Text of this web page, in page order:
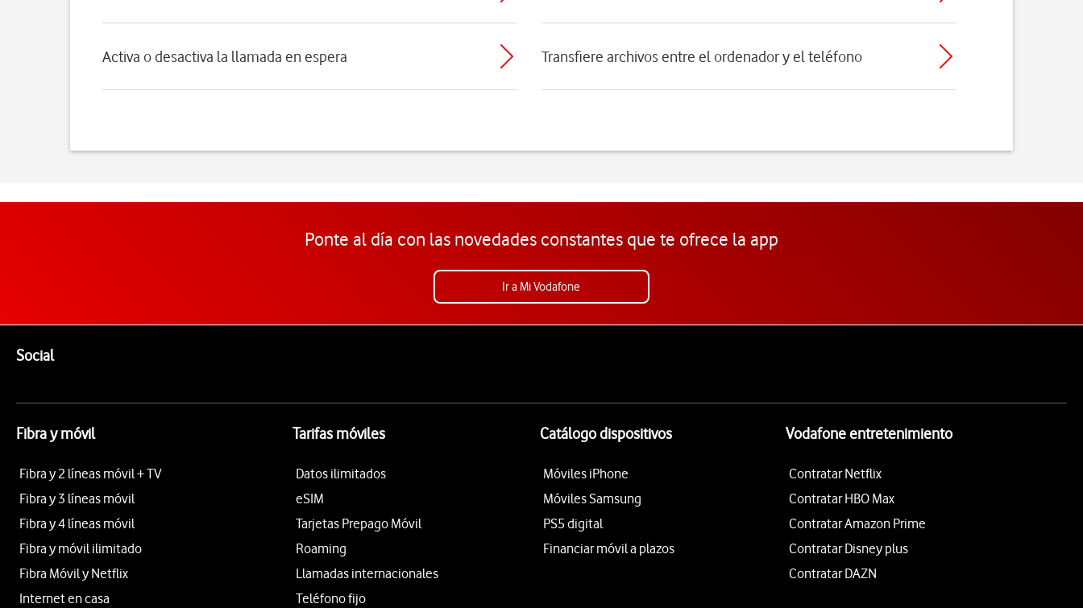
Activa o desactiva la llamada en espera Transfiere archivos entre el ordenador y el teléfono
Ponte al día con las novedades constantes que te ofrece la app
Ir a Mi Vodafone
SocialEnlaces a las redes sociales de Vodafone
Fibra y móvil
Fibra y 2 líneas móvil + TV
Fibra y 3 líneas móvil
Fibra y 4 líneas móvil
Fibra y móvil ilimitado
Fibra Móvil y Netflix
Internet en casa
Tarifas móviles
Datos ilimitados
eSIM
Tarjetas Prepago Móvil
Roaming
Llamadas internacionales
Teléfono fijo
Catálogo dispositivos
Móviles iPhone
Móviles Samsung
PS5 digital
Financiar móvil a plazos
Vodafone entretenimiento
Contratar Netflix
Contratar HBO Max
Contratar Amazon Prime
Contratar Disney plus
Contratar DAZN